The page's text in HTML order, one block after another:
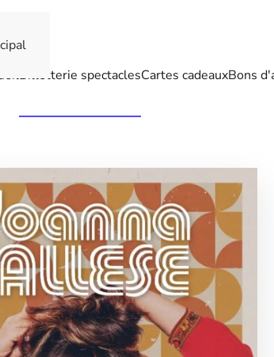
Billetterie spectaclesCartes cadeauxBons